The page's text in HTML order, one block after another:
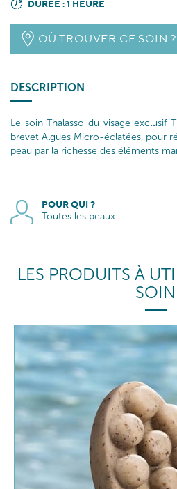
DURÉE : 1 HEURE
OÙ TROUVER CE SOIN ?
DESCRIPTION
Le soin Thalasso du visage exclusif
brevet Algues Micro-éclatées, pour
peau par la richesse des éléments
POUR QUI ?
Toutes les peaux
LES PRODUITS À
SOIN